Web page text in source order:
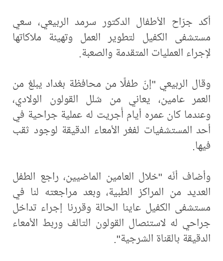
أكد جرّاح الأطفال الدكتور سرمد الربيعي، سعي
مستشفى الكفيل لتطوير العمل وتهيئة ملاكاتها
لإجراء العمليات المتقدمة والصعبة.
وقال الربيعي "إنّ طفلًا من محافظة بغداد يبلغ من
العمر عامين، يعاني من شلل القولون الولادي،
وعندما كان عمره أيام أُجريت له عملية جراحية في
أحد المستشفيات لفغر الأمعاء الدقيقة لوجود ثقب
فيها.
وأضاف أنّه "خلال العامين الماضيين، راجع الطفل
العديد من المراكز الطبية، وبعد مراجعته لنا في
مستشفى الكفيل عاينا الحالة وقررنا إجراء تداخل
جراحي له لاستئصال القولون التالف وربط الأمعاء
الدقيقة بالقناة الشرجية".